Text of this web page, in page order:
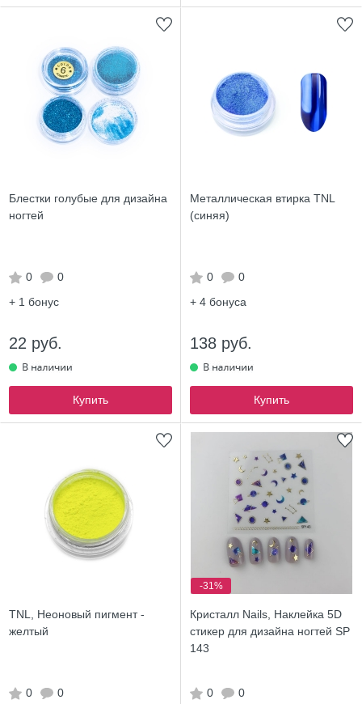
Блестки голубые для дизайна
ногтей
0
0
+ 1 бонус
22 руб.
Купить
Металлическая втирка TNL
(синяя)
0
0
+ 4 бонуса
138 руб.
Купить
TNL, Неоновый пигмент -
желтый
0
0
-31%
Кристалл Nails, Наклейка 5D
стикер для дизайна ногтей SP
143
0
0